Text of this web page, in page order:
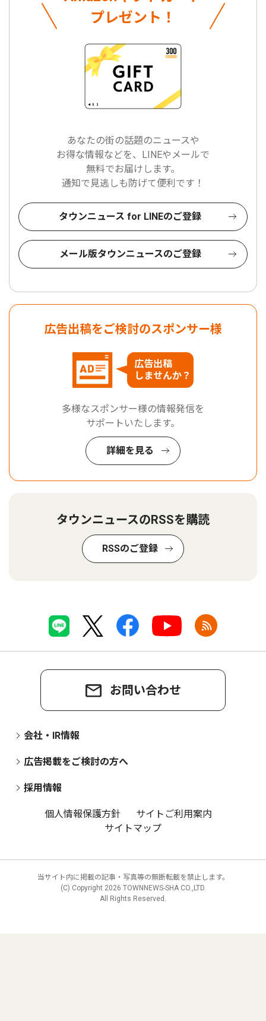
プレゼント！
あなたの街の話題のニュースや
お得な情報などを、LINEやメールで
無料でお届けします。
通知で見逃しも防げて便利です！
タウンニュース for LINEのご登録
メール版タウンニュースのご登録
広告出稿をご検討のスポンサー様
広告出稿
しませんか？
多様なスポンサー様の情報発信を
サポートいたします。
詳細を見る
タウンニュースのRSSを購読
RSSのご登録
お問い合わせ
会社・IR情報
広告掲載をご検討の方へ
採用情報
個人情報保護方針
サイトご利用案内
サイトマップ
当サイト内に掲載の記事・写真等の無断転載を禁止します。
(C) Copyright 2026 TOWNNEWS-SHA CO.,LTD.
All Rights Reserved.